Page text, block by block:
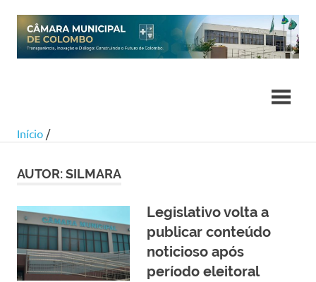
content
Início /
AUTOR:SILMARA
Legislativo volta a
publicar conteúdo
noticioso após
período eleitoral